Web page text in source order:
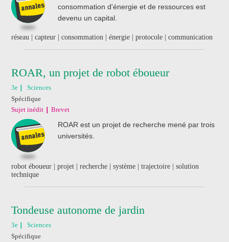
consommation d'énergie et de ressources est
devenu un capital.
réseau | capteur | consommation | énergie | protocole | communication
ROAR, un projet de robot éboueur
3e
Sciences
Spécifique
Sujet inédit
Brevet
ROAR est un projet de recherche mené par trois
universités.
robot éboueur | projet | recherche | système | trajectoire | solution
technique
Tondeuse autonome de jardin
3e
Sciences
Spécifique